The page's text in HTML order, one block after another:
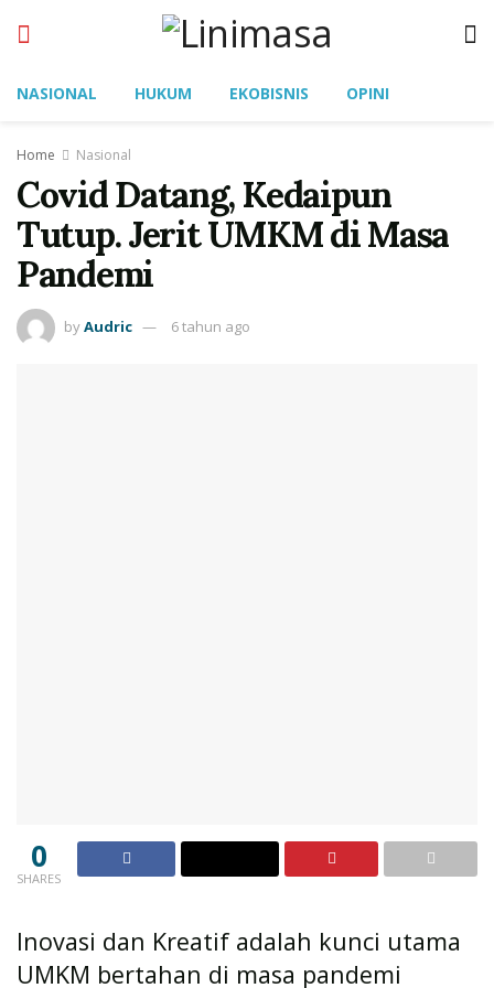
NASIONAL HUKUM EKOBISNIS OPINI
Home Nasional
Covid Datang, Kedaipun
Tutup. Jerit UMKM di Masa
Pandemi
byAudric 6 tahun ago
0
SHARES
Inovasi dan Kreatif adalah kunci utama
UMKM bertahan di masa pandemi